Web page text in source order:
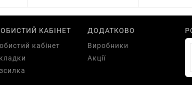
КАБІНЕТ
кабінет
ДОДАТКОВО
Виробники
Акції